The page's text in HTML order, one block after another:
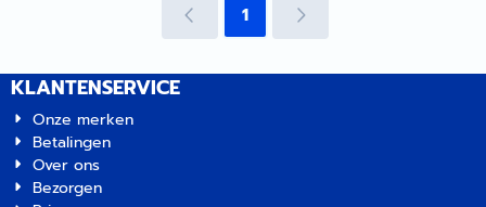
1
KLANTENSERVICE
Onze merken
Betalingen
Over ons
Bezorgen